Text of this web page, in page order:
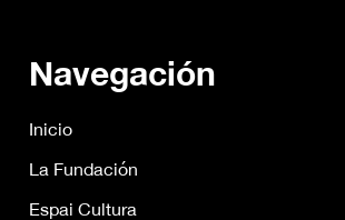
Navegación
Inicio
La Fundación
Espai Cultura